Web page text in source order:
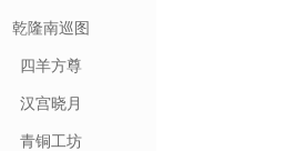
乾隆南巡图
四羊方尊
汉宫晓月
青铜工坊